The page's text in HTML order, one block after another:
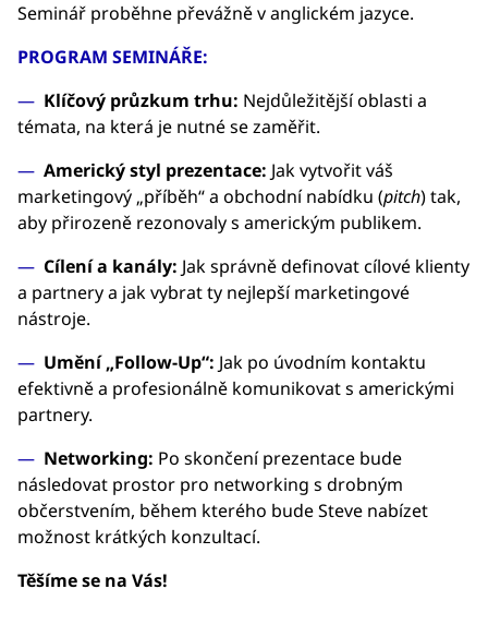
Seminář proběhne převážně v anglickém jazyce.
PROGRAM SEMINÁŘE:
Klíčový průzkum trhu: Nejdůležitější oblasti a
témata, na která je nutné se zaměřit.
Americký styl prezentace: Jak vytvořit váš
marketingový „příběh“ a obchodní nabídku (pitch) tak,
aby přirozeně rezonovaly s americkým publikem.
Cílení a kanály: Jak správně definovat cílové klienty
a partnery a jak vybrat ty nejlepší marketingové
nástroje.
Umění „Follow-Up“: Jak po úvodním kontaktu
efektivně a profesionálně komunikovat s americkými
partnery.
Networking: Po skončení prezentace bude
následovat prostor pro networking s drobným
občerstvením, během kterého bude Steve nabízet
možnost krátkých konzultací.
Těšíme se na Vás!